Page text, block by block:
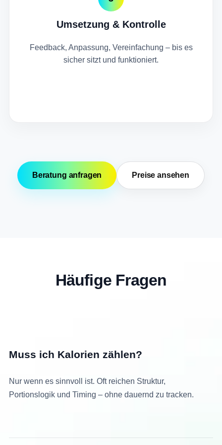
Umsetzung & Kontrolle
Feedback, Anpassung, Vereinfachung – bis es
sicher sitzt und funktioniert.
Beratung anfragen Preise ansehen
Häufige Fragen
Muss ich Kalorien zählen?
Nur wenn es sinnvoll ist. Oft reichen Struktur,
Portionslogik und Timing – ohne dauernd zu tracken.